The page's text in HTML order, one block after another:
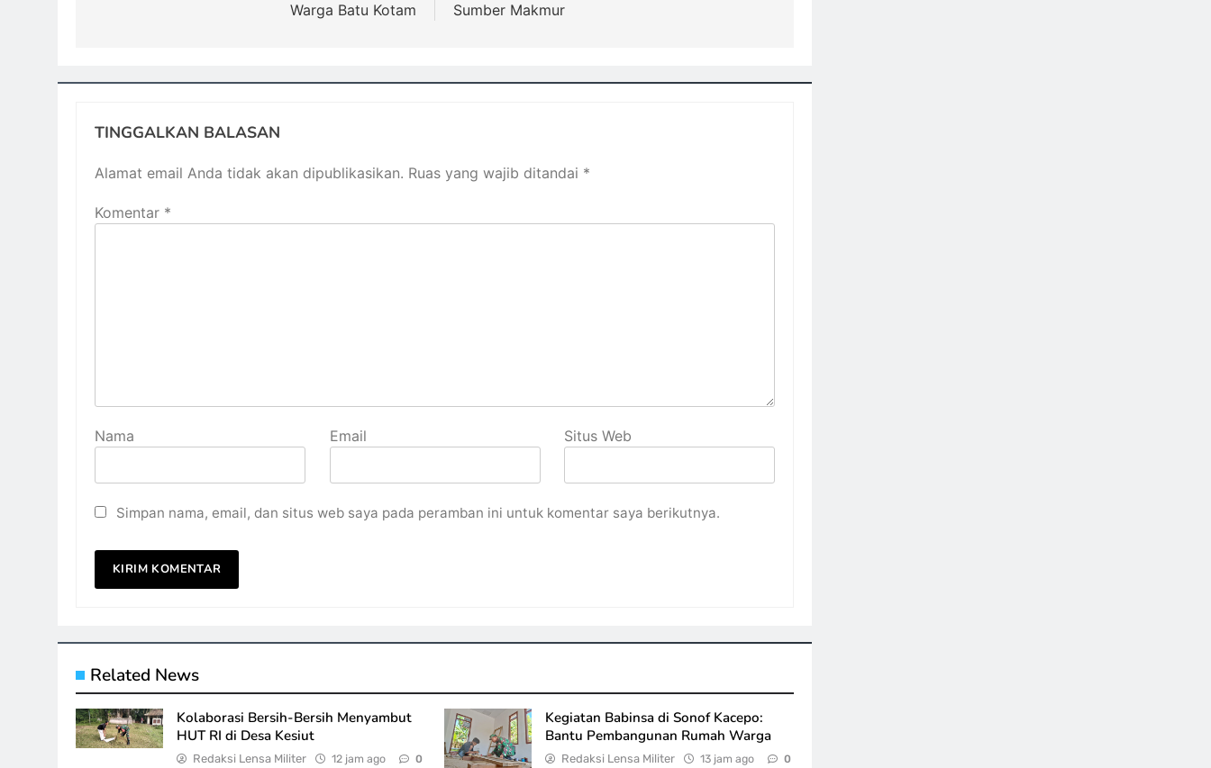
Warga Batu Kotam
Sumber Makmur
TINGGALKAN BALASAN
Alamat email Anda tidak akan dipublikasikan. Ruas yang wajib ditandai *
Komentar *
Nama Email Situs Web
Simpan nama, email, dan situs web saya pada peramban ini untuk komentar saya berikutnya.
Related News
Kolaborasi Bersih-Bersih Menyambut
HUT RI di Desa Kesiut
Redaksi Lensa Militer 12 jam ago 0
Kegiatan Babinsa di Sonof Kacepo:
Bantu Pembangunan Rumah Warga
Redaksi Lensa Militer 13 jam ago 0